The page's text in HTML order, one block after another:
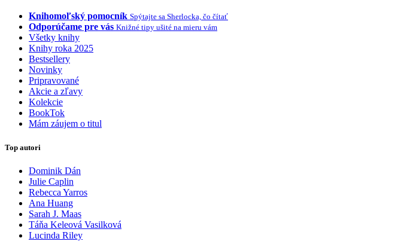
Knihomoľský pomocník Spýtajte sa Sherlocka, čo čítať
Odporúčame pre vás Knižné tipy ušité na mieru vám
Všetky knihy
Knihy roka 2025
Bestsellery
Novinky
Pripravované
Akcie a zľavy
Kolekcie
BookTok
Mám záujem o titul
Top autori
Dominik Dán
Julie Caplin
Rebecca Yarros
Ana Huang
Sarah J. Maas
Táňa Keleová Vasilková
Lucinda Riley